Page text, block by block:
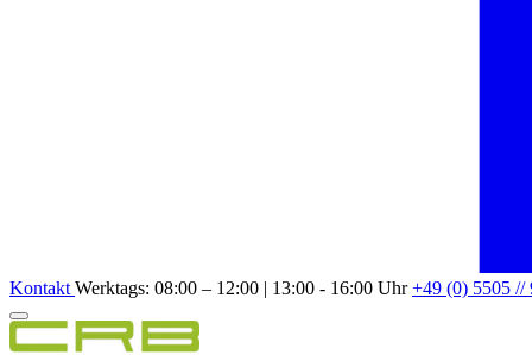
Kontakt Werktags: 08:00 – 12:00 | 13:00 - 16:00 Uhr+49 (0) 5505 //